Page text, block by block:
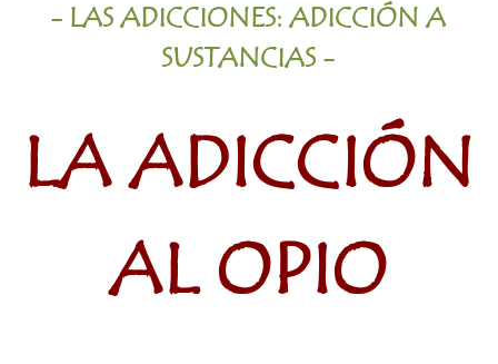
- LAS ADICCIONES: ADICCIÓN A
SUSTANCIAS -
LA ADICCIÓN
AL OPIO